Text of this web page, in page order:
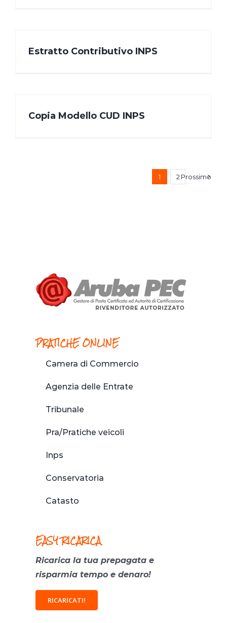
Estratto Contributivo INPS
Copia Modello CUD INPS
1 2 Prossimo
PRATICHE ONLINE
Camera di Commercio
Agenzia delle Entrate
Tribunale
Pra/Pratiche veicoli
Inps
Conservatoria
Catasto
EASY RICARICA
Ricarica la tua prepagata e
risparmia tempo e denaro!
RICARICATI!